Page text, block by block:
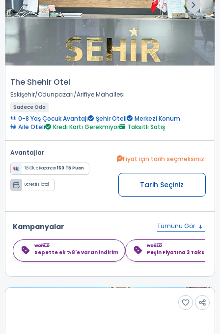
The Shehir Otel
Eskişehir Odunpazarı Arifiye Mahallesi
Sadece Oda
0-8 Yaş Çocuk Avantajı Şehir Oteli
Merkezi Konum
Aile Oteli
Kredi Kartı Gerekmiyor Taksitli Satış
Avantajlar
TB Club Kazancın150 TB Puan
Ücretsiz İptal
Fiyat için tarih seçmelisiniz
Tarih Seçiniz
Kampanyalar Tümünü Gör
Sepette ek %8'e varan indirim Peşin Fiyatına 3 Taksit